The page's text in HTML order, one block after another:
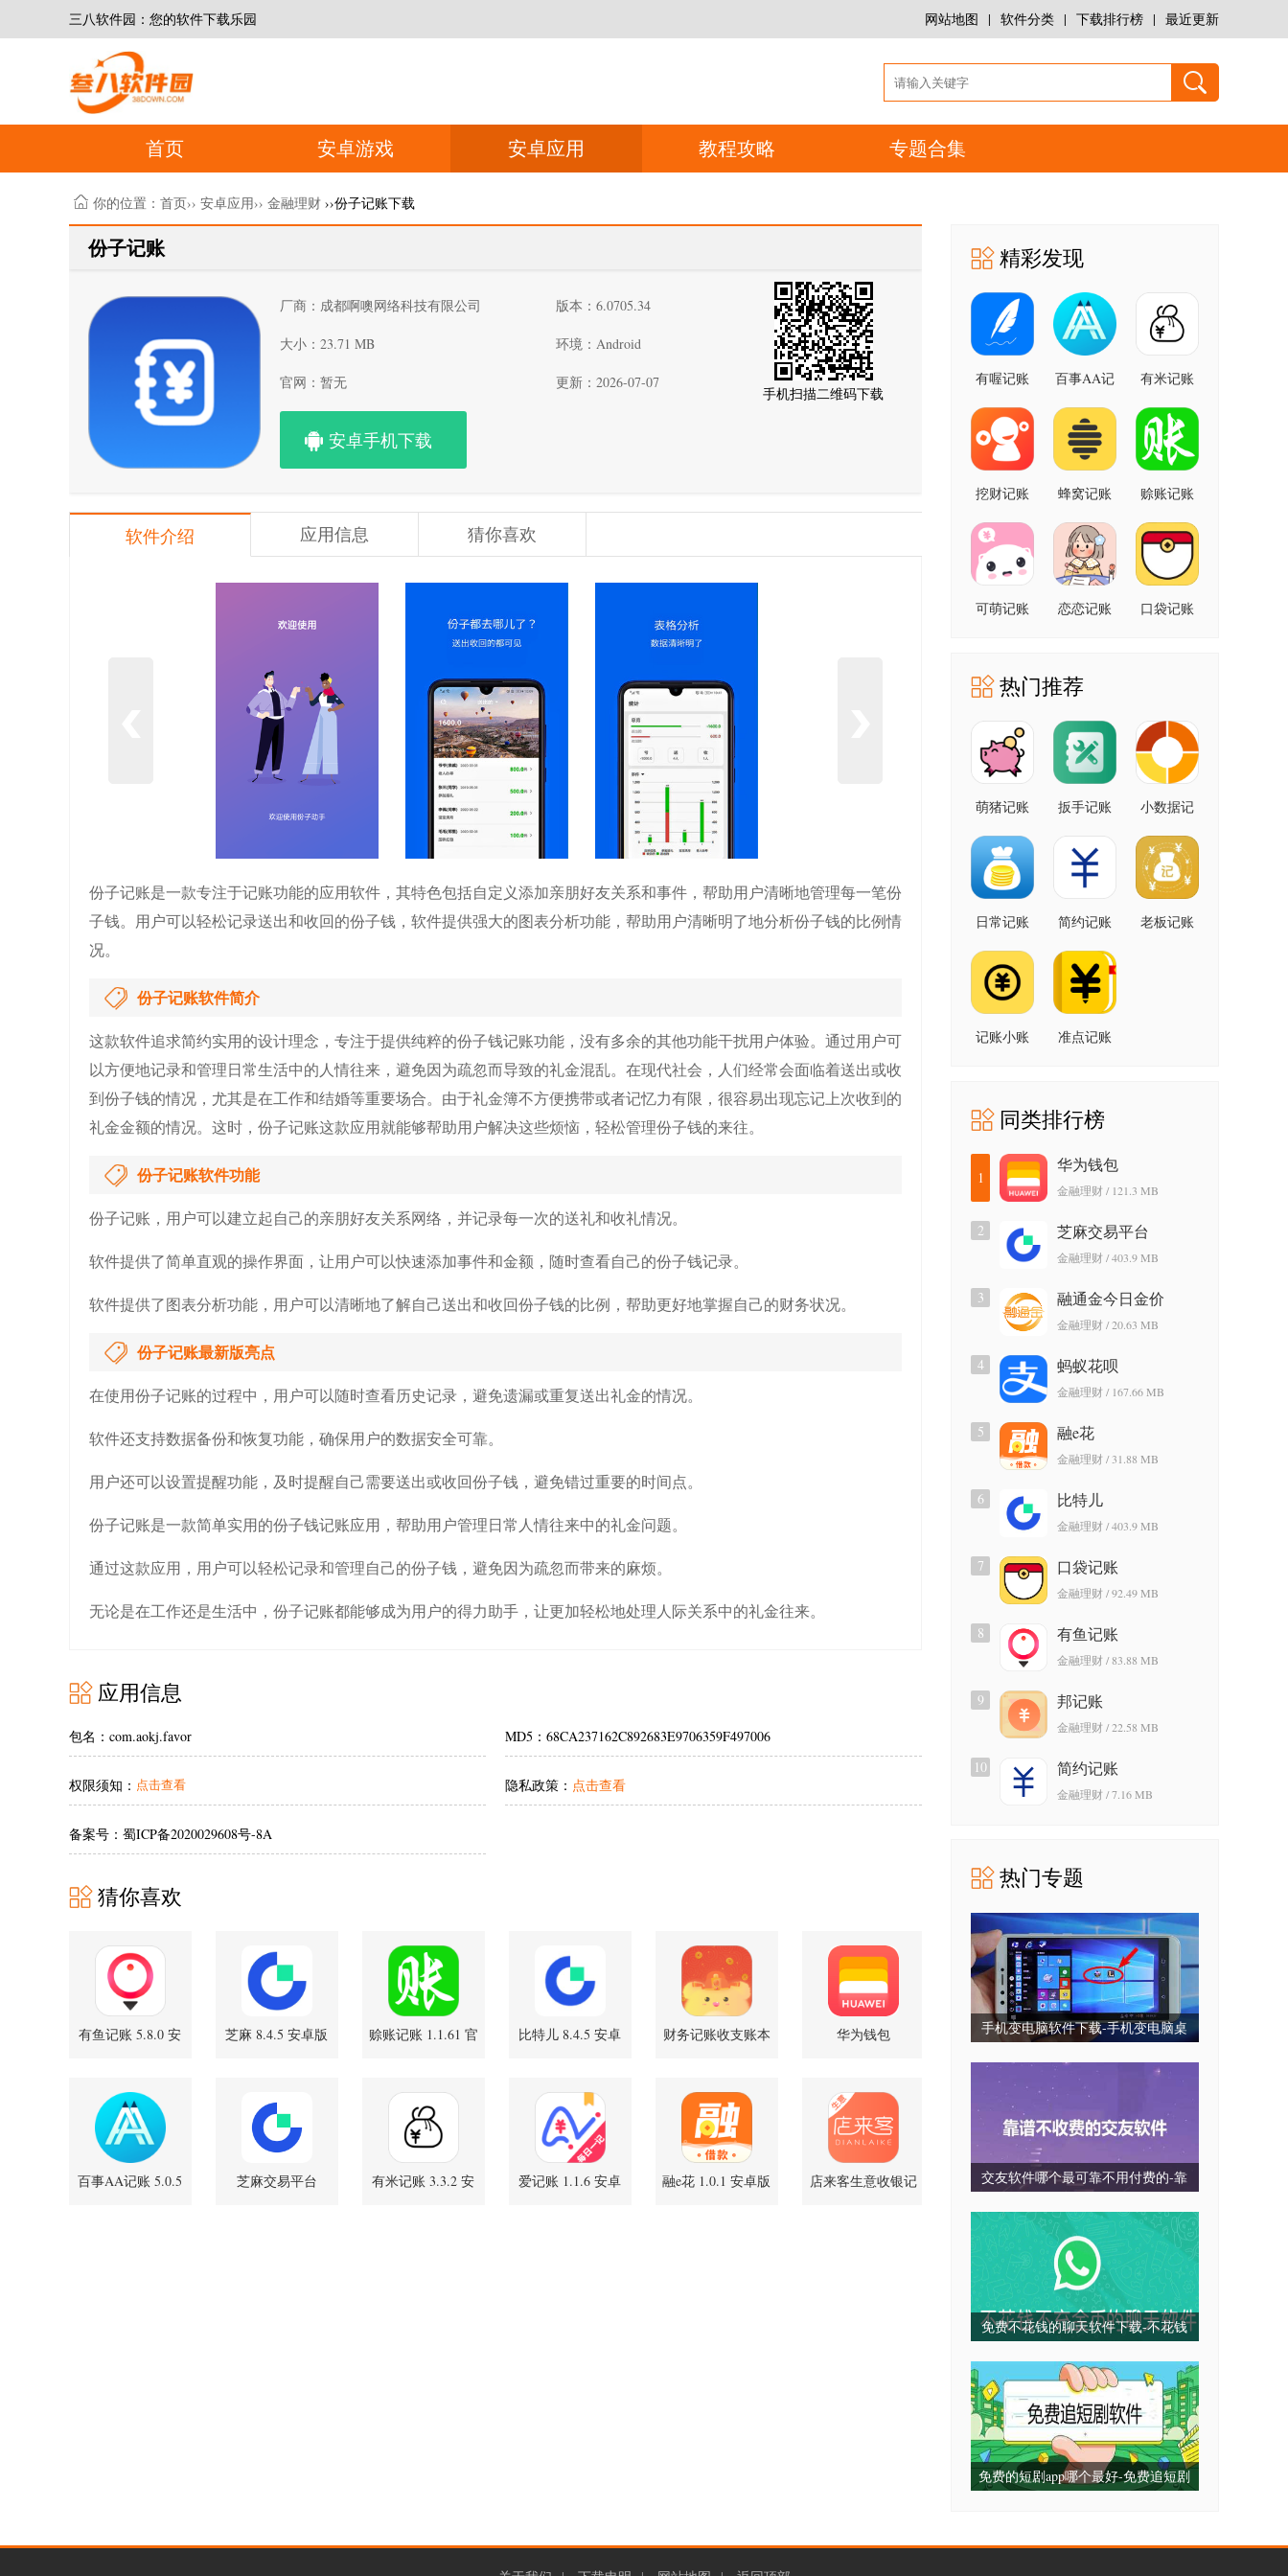
三八软件园：您的软件下载乐园 最近更新
下载排行榜 |
软件分类 |
网站地图 |
首页 安卓游戏 安卓应用 教程攻略 专题合集
你的位置： 首页›› 安卓应用›› 金融理财 ››份子记账下载
份子记账
安卓手机下载
厂商：成都啊噢网络科技有限公司 版本：6.0705.34
大小：23.71 MB 环境：Android
官网：暂无 更新：2026-07-07
手机扫描二维码下载
软件介绍 应用信息 猜你喜欢
份子记账是一款专注于记账功能的应用软件，其特色包括自定义添加亲朋好友关系和事件，帮助用户清晰地管理每一笔份
子钱。用户可以轻松记录送出和收回的份子钱，软件提供强大的图表分析功能，帮助用户清晰明了地分析份子钱的比例情
况。
份子记账软件简介
这款软件追求简约实用的设计理念，专注于提供纯粹的份子钱记账功能，没有多余的其他功能干扰用户体验。通过用户可
以方便地记录和管理日常生活中的人情往来，避免因为疏忽而导致的礼金混乱。在现代社会，人们经常会面临着送出或收
到份子钱的情况，尤其是在工作和结婚等重要场合。由于礼金簿不方便携带或者记忆力有限，很容易出现忘记上次收到的
礼金金额的情况。这时，份子记账这款应用就能够帮助用户解决这些烦恼，轻松管理份子钱的来往。
份子记账软件功能
份子记账，用户可以建立起自己的亲朋好友关系网络，并记录每一次的送礼和收礼情况。
软件提供了简单直观的操作界面，让用户可以快速添加事件和金额，随时查看自己的份子钱记录。
软件提供了图表分析功能，用户可以清晰地了解自己送出和收回份子钱的比例，帮助更好地掌握自己的财务状况。
份子记账最新版亮点
在使用份子记账的过程中，用户可以随时查看历史记录，避免遗漏或重复送出礼金的情况。
软件还支持数据备份和恢复功能，确保用户的数据安全可靠。
用户还可以设置提醒功能，及时提醒自己需要送出或收回份子钱，避免错过重要的时间点。
份子记账是一款简单实用的份子钱记账应用，帮助用户管理日常人情往来中的礼金问题。
通过这款应用，用户可以轻松记录和管理自己的份子钱，避免因为疏忽而带来的麻烦。
无论是在工作还是生活中，份子记账都能够成为用户的得力助手，让更加轻松地处理人际关系中的礼金往来。
应用信息
包名：com.aokj.favor MD5：68CA237162C892683E9706359F497006
权限须知： 点击查看 隐私政策： 点击查看
备案号：蜀ICP备2020029608号-8A
猜你喜欢
有鱼记账 5.8.0 安
芝麻 8.4.5 安卓版
赊账记账 1.1.61 官
比特儿 8.4.5 安卓
财务记账收支账本
华为钱包
百事AA记账 5.0.5
芝麻交易平台
有米记账 3.3.2 安
爱记账 1.1.6 安卓
融e花 1.0.1 安卓版
店来客生意收银记
精彩发现
有喔记账
百事AA记
有米记账
挖财记账 蜂窝记账 赊账记账
可萌记账 恋恋记账 口袋记账
热门推荐
萌猪记账 扳手记账
小数据记
日常记账 简约记账 老板记账
记账小账 准点记账
同类排行榜
1
华为钱包
金融理财 / 121.3 MB
2 芝麻交易平台
金融理财 / 403.9 MB
3 融通金今日金价
金融理财 / 20.63 MB
4 蚂蚁花呗
金融理财 / 167.66 MB
5 融e花
金融理财 / 31.88 MB
6 比特儿
金融理财 / 403.9 MB
7 口袋记账
金融理财 / 92.49 MB
8 有鱼记账
金融理财 / 83.88 MB
9 邦记账
金融理财 / 22.58 MB
10 简约记账
金融理财 / 7.16 MB
热门专题
手机变电脑软件下载-手机变电脑桌
交友软件哪个最可靠不用付费的-靠
费的交友平台
免费不花钱的聊天软件下载-不花钱
值的聊天软件app
免费的短剧app哪个最好-免费追短剧